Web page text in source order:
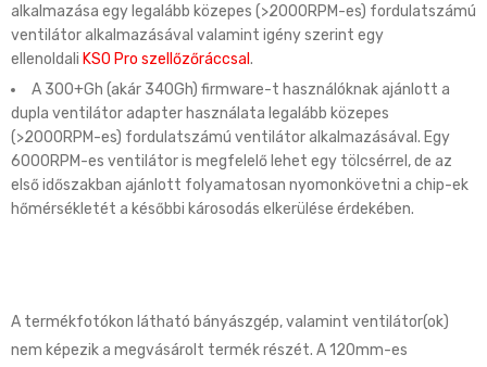
alkalmazása egy legalább közepes (>2000RPM-es) fordulatszámú
ventilátor alkalmazásával valamint igény szerint egy
ellenoldali KS0 Pro szellőzőráccsal .
A 300+Gh (akár 340Gh) firmware-t használóknak ajánlott a
dupla ventilátor adapter használata legalább közepes
(>2000RPM-es) fordulatszámú ventilátor alkalmazásával. Egy
6000RPM-es ventilátor is megfelelő lehet egy tölcsérrel, de az
első időszakban ajánlott folyamatosan nyomonkövetni a chip-ek
hőmérsékletét a későbbi károsodás elkerülése érdekében.
A termékfotókon látható bányászgép, valamint ventilátor(ok)
nem képezik a megvásárolt termék részét. A 120mm-es